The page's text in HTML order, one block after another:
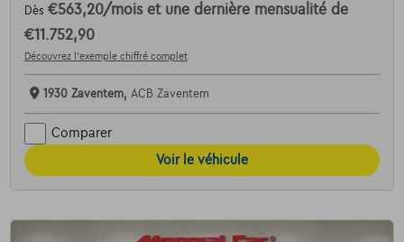
Dès €563,20/mois et une dernière mensualité de
€11.752,90
Découvrez l’exemple chiffré complet
1930 Zaventem, ACB Zaventem
Comparer
Voir le véhicule